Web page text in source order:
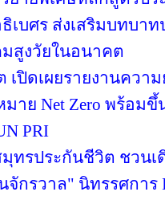
เบศร ส่งเสริมบทบา
สูงวัยในอนาคต
เปิดเผยรายงานควา
มาย Net Zero พร้อ
PRI
มุทรประกันชีวิต ชวนเ
จักรวาล" นิทรรศการ